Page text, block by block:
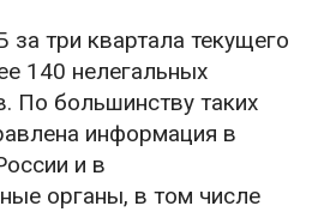
три квартала текущего
140 нелегальных
По большинству таких
информация в
и в
органы, в том числе